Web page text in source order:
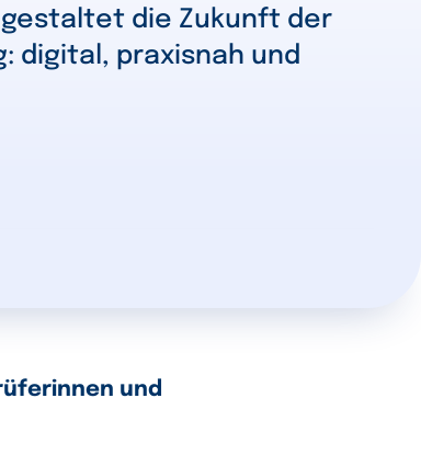
gestaltet die Zukunft der
digital, praxisnah und
und